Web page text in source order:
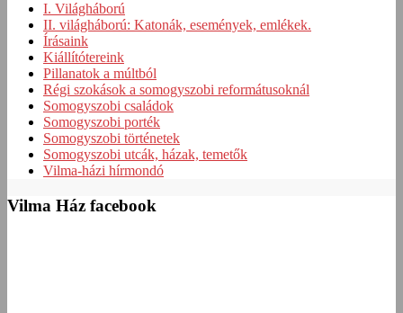
I. Világháború
II. világháború: Katonák, események, emlékek.
Írásaink
Kiállítótereink
Pillanatok a múltból
Régi szokások a somogyszobi reformátusoknál
Somogyszobi családok
Somogyszobi porték
Somogyszobi történetek
Somogyszobi utcák, házak, temetők
Vilma-házi hírmondó
Vilma Ház facebook